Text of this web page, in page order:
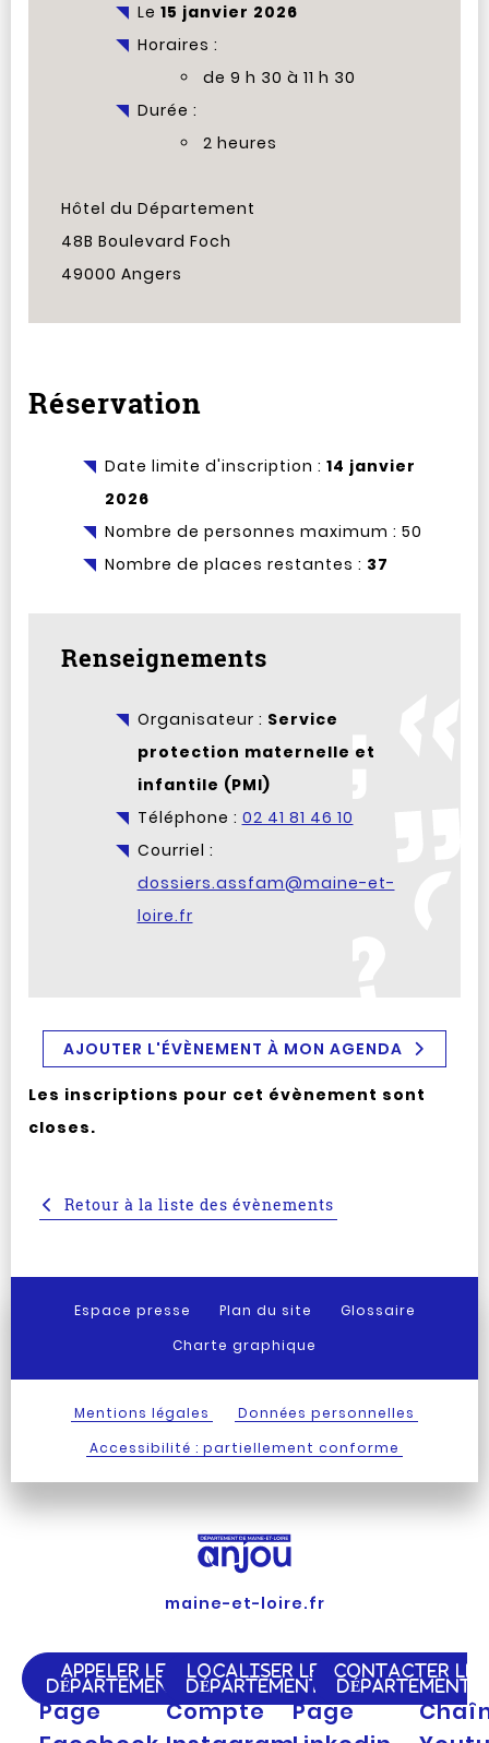
Le 15 janvier 2026
Horaires :
de 9 h 30 à 11 h 30
Durée :
2 heures
Hôtel du Département
48B Boulevard Foch
49000 Angers
Réservation
Date limite d'inscription : 14 janvier
2026
Nombre de personnes maximum : 50
Nombre de places restantes : 37
Renseignements
Organisateur : Service
protection maternelle et
infantile (PMI)
Téléphone : 02 41 81 46 10
Courriel :
dossiers.assfam@maine-et-
loire.fr
AJOUTER L'ÉVÈNEMENT À MON AGENDA
Les inscriptions pour cet évènement sont
closes.
Retour à la liste des évènements
Espace presse Plan du site
Glossaire
Charte graphique
Mentions légales
Données personnelles
Accessibilité : partiellement conforme
maine-et-loire.fr
APPELER LE
DÉPARTEMENT
LOCALISER LE
DÉPARTEMENT
CONTACTER LE
DÉPARTEMENT
Page
Compte
Page